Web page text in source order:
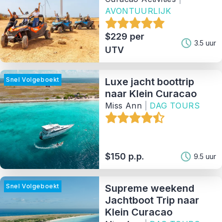
Soort
Aanbieder
Sorteer Op
121 Matching Properties
Show Results
AVONTUURLIJK
$229 per
UTV
3.5 uur
Snel Volgeboekt
Luxe jacht boottrip
naar Klein Curacao
Miss Ann DAG TOURS
$150 p.p. 9.5 uur
Snel Volgeboekt
Supreme weekend
Jachtboot Trip naar
Klein Curacao